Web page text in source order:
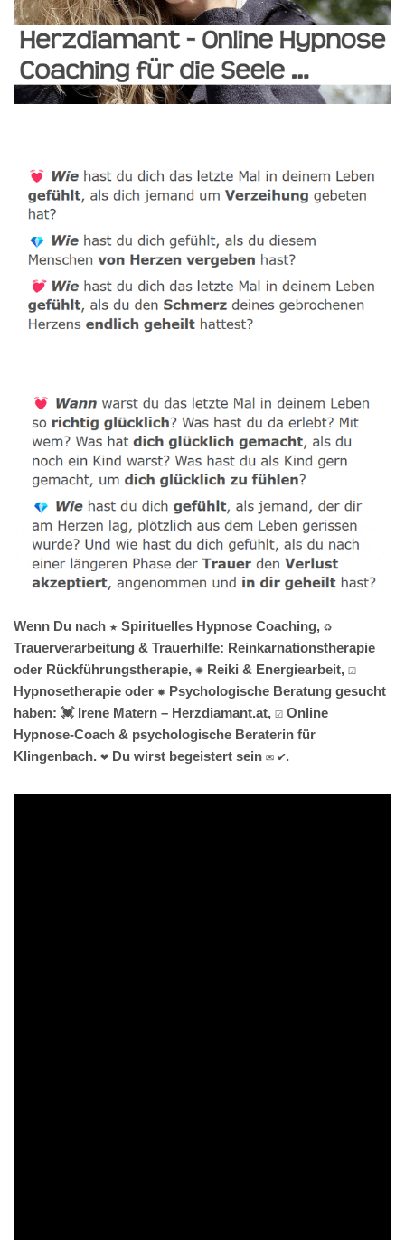
Wenn Du nach ★ Spirituelles Hypnose Coaching, ♻
Trauerverarbeitung & Trauerhilfe: Reinkarnationstherapie
oder Rückführungstherapie, ✺ Reiki & Energiearbeit, ☑️
Hypnosetherapie oder ✹ Psychologische Beratung gesucht
haben: 💓️ Irene Matern – Herzdiamant.at, ☑️ Online
Hypnose-Coach & psychologische Beraterin für
Klingenbach. ❤ Du wirst begeistert sein ✉ ✔.